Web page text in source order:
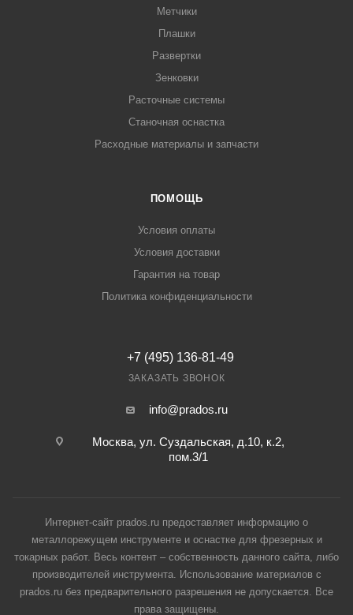
Метчики
Плашки
Развертки
Зенковки
Расточные системы
Станочная оснастка
Расходные материалы и запчасти
ПОМОЩЬ
Условия оплаты
Условия доставки
Гарантия на товар
Политика конфиденциальности
+7 (495) 136-81-49
ЗАКАЗАТЬ ЗВОНОК
info@prados.ru
Москва, ул. Суздальская, д.10, к.2,
пом.3/1
Интернет-сайт prados.ru предоставляет информацию о
металлорежущем инструменте и оснастке для фрезерных и
токарных работ. Весь контент – собственность данного сайта, либо
производителей инструмента. Использование материалов с
prados.ru без предварительного разрешения не допускается. Все
права защищены.